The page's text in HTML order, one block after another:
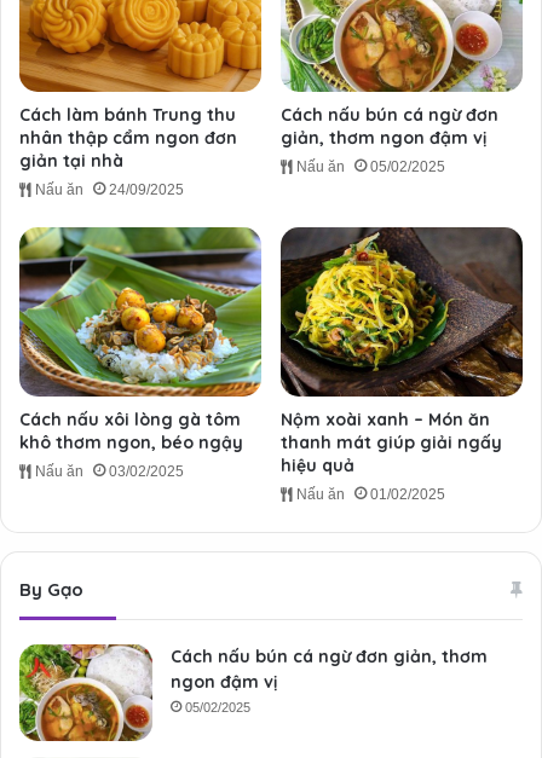
Cách làm bánh Trung thu
nhân thập cẩm ngon đơn
giản tại nhà
Nấu ăn 24/09/2025
Cách nấu bún cá ngừ đơn
giản, thơm ngon đậm vị
Nấu ăn 05/02/2025
Cách nấu xôi lòng gà tôm
khô thơm ngon, béo ngậy
Nấu ăn 03/02/2025
Nộm xoài xanh – Món ăn
thanh mát giúp giải ngấy
hiệu quả
Nấu ăn 01/02/2025
By Gạo
Cách nấu bún cá ngừ đơn giản, thơm
ngon đậm vị
05/02/2025